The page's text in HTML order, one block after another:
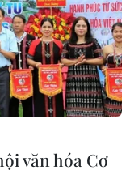
văn hóa Cơ